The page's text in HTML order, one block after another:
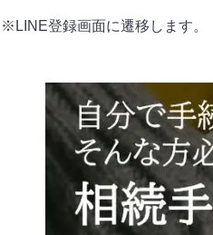
※LINE登録画面に遷移します。